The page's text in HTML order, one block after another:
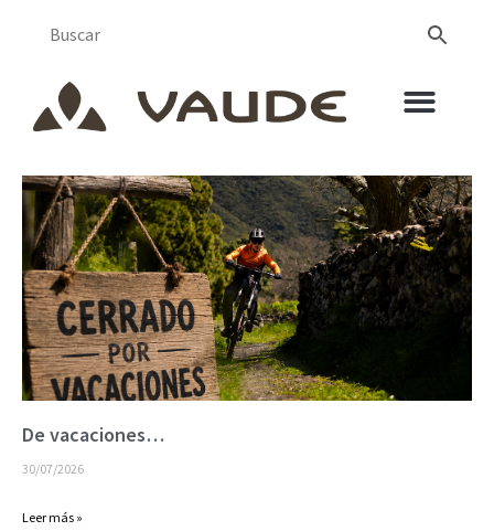
De vacaciones…
30/07/2026
Leer más »